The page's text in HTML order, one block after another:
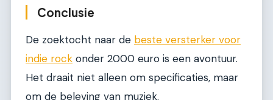
Conclusie
De zoektocht naar de beste versterker voor
indie rock onder 2000 euro is een avontuur.
Het draait niet alleen om specificaties, maar
om de beleving van muziek.